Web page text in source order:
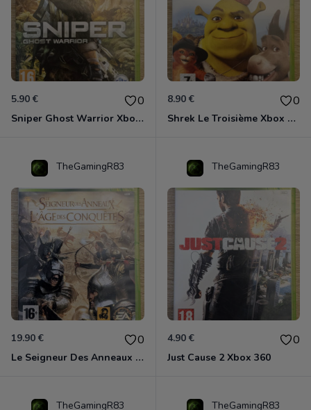
5.90 € 0
Sniper Ghost Warrior Xbox 360
8.90 € 0
Shrek Le Troisième Xbox 360
TheGamingR83
19.90 € 0
Le Seigneur Des Anneaux - L'âge Des Conquêtes Xbox 360
TheGamingR83
4.90 € 0
Just Cause 2 Xbox 360
TheGamingR83 TheGamingR83